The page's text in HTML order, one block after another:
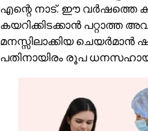
എന്റെ നാട്. ഈ വര്‍ഷത്തെ
കയറിക്കിടക്കാന്‍ പറ്റാത്ത
മനസ്സിലാക്കിയ ചെയര്‍മാന്‍
പതിനായിരം രൂപ